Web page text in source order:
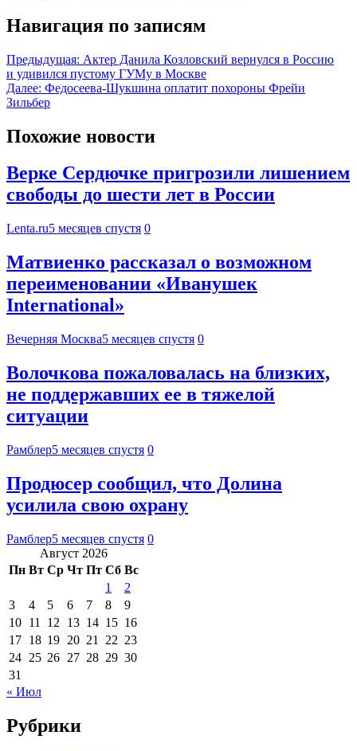
Навигация по записям
Предыдущая: Актер Данила Козловский вернулся в Россию
и удивился пустому ГУМу в Москве
Далее: Федосеева-Шукшина оплатит похороны Фрейи
Зильбер
Похожие новости
Верке Сердючке пригрозили лишением
свободы до шести лет в России
Lenta.ru5 месяцев спустя 0
Матвиенко рассказал о возможном
переименовании «Иванушек
International»
Вечерняя Москва5 месяцев спустя 0
Волочкова пожаловалась на близких,
не поддержавших ее в тяжелой
ситуации
Рамблер5 месяцев спустя 0
Продюсер сообщил, что Долина
усилила свою охрану
Рамблер5 месяцев спустя 0
Август 2026
Пн Вт Ср Чт Пт Сб Вс
1
2
3
4 5 6 7 8
9
10 11 12 13 14 15 16
17 18 19 20 21 22 23
24 25 26 27 28 29 30
31
« Июл
Рубрики